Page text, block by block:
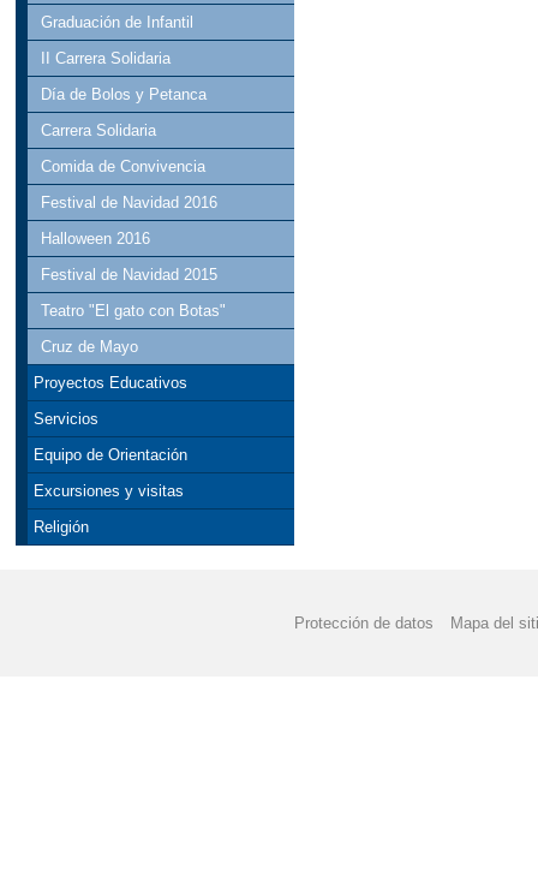
Graduación de Infantil
II Carrera Solidaria
Día de Bolos y Petanca
Carrera Solidaria
Comida de Convivencia
Festival de Navidad 2016
Halloween 2016
Festival de Navidad 2015
Teatro "El gato con Botas"
Cruz de Mayo
Proyectos Educativos
Servicios
Equipo de Orientación
Excursiones y visitas
Religión
Protección de datos Mapa del